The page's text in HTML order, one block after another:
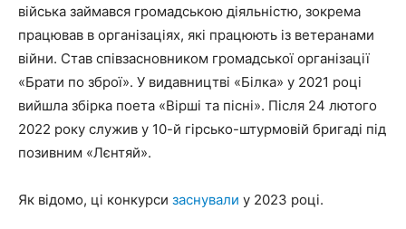
війська займався громадською діяльністю, зокрема
працював в організаціях, які працюють із ветеранами
війни. Став співзасновником громадської організації
«Брати по зброї». У видавництві «Білка» у 2021 році
вийшла збірка поета «Вірші та пісні». Після 24 лютого
2022 року служив у 10-й гірсько-штурмовій бригаді під
позивним «Лєнтяй».
Як відомо, ці конкурси заснували у 2023 році.